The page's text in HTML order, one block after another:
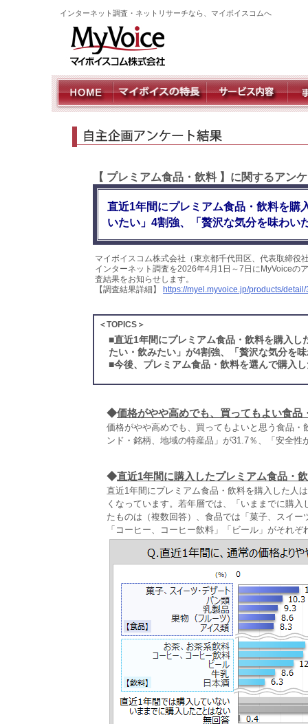
インターネット調査・ネットリサーチなら、マイボイスコムへ
【 プレミアム食品・飲料 】に関するアン
直近1年間にプレミアム食品・飲料を購
いたい」4割強、「贅沢な気分を味わい
マイボイスコム株式会社（東京都千代田区、代表取締
インターネット調査を2026年4月1日～7日にMyVoiceの
査結果をお知らせします。
【調査結果詳細】
https://myel.myvoice.jp/products/
＜TOPICS＞
■直近1年間にプレミアム食品・飲料を購入
たい・飲みたい」が4割強、「贅沢な気分を
■今後、プレミアム食品・飲料を選んで購入
◆価格がやや高めでも、買ってもよい食品
価格がやや高めでも、買ってもよいと思う食品
ンド・銘柄、地域の特産品」が31.7％、「安全性
◆直近1年間に購入したプレミアム食品・
直近1年間にプレミアム食品・飲料を購入した人
くなっています。若年層では、「いままでに購
たものは（複数回答）、食品では「菓子、スイ
「コーヒー、コーヒー飲料」「ビール」がそれ